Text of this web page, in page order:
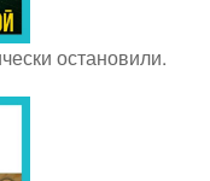
остановили.